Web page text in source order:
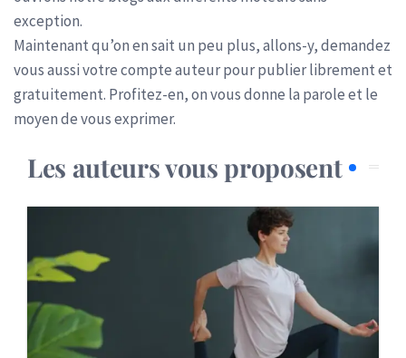
exception.
Maintenant qu’on en sait un peu plus, allons-y, demandez
vous aussi votre compte auteur pour publier librement et
gratuitement. Profitez-en, on vous donne la parole et le
moyen de vous exprimer.
Les auteurs vous proposent